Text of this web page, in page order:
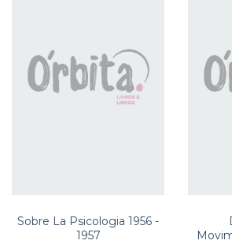
Sobre La Psicologia 1956 -
1957